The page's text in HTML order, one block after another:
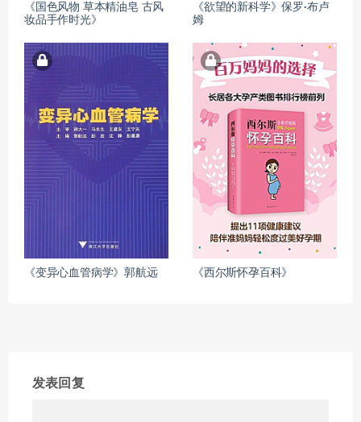
《国色风物 草本精油皂 古风
妆品手作时光》
《欲望的新科学》保罗·布卢
姆
《变异心血管病学》郭航远 《西尔斯怀孕百科》
发表回复